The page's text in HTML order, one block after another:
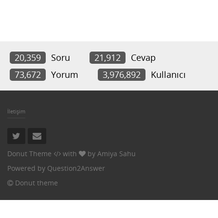
20,359 Soru 21,912
Cevap
73,672
Yorum 3,976,892 Kullanıcı
İletişim
Donut Theme with by Amiya Sahu
Powered by Question2Answer
Donut theme